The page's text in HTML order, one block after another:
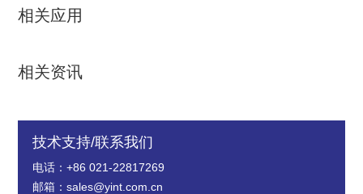
相关应用
相关资讯
技术支持/联系我们
电话：+86 021-22817269
邮箱：sales@yint.com.cn